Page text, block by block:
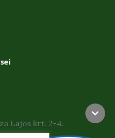
Lajos krt. 2-4.